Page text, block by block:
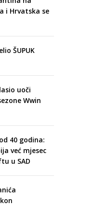
i Hrvatska se
ŠUPUK
uoči
Wwin
40 godina:
već mjesec
u SAD